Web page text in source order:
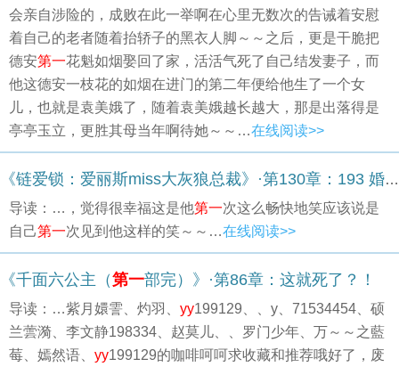
会亲自涉险的，成败在此一举啊在心里无数次的告诫着安慰
着自己的老者随着抬轿子的黑衣人脚～～之后，更是干脆把
德安第一花魁如烟娶回了家，活活气死了自己结发妻子，而
他这德安一枝花的如烟在进门的第二年便给他生了一个女
儿，也就是袁美娥了，随着袁美娥越长越大，那是出落得是
亭亭玉立，更胜其母当年啊待她～～…在线阅读>>
《链爱锁：爱丽斯miss大灰狼总裁》·第130章：193 婚礼现场
导读：…，觉得很幸福这是他第一次这么畅快地笑应该说是
自己第一次见到他这样的笑～～…在线阅读>>
《千面六公主（第一部完）》·第86章：这就死了？！
导读：…紫月嬛霅、灼羽、 yy199129、、y、71534454、硕
兰蕓漪、李文静198334、赵莫儿、、罗门少年、万～～之藍
莓、嫣然语、 yy199129的咖啡呵呵求收藏和推荐哦好了，废